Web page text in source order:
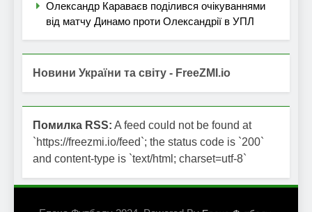
Олександр Караваєв поділився очікуваннями
від матчу Динамо проти Олександрії в УПЛ
Новини України та світу - FreeZMI.io
Помилка RSS: A feed could not be found at
`https://freezmi.io/feed`; the status code is `200`
and content-type is `text/html; charset=utf-8`